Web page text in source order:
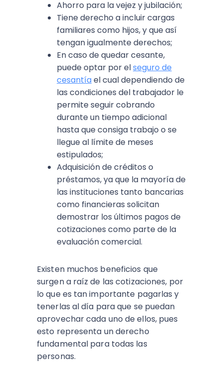
Ahorro para la vejez y jubilación;
Tiene derecho a incluir cargas
familiares como hijos, y que así
tengan igualmente derechos;
En caso de quedar cesante,
puede optar por elseguro de
cesantíael cual dependiendo de
las condiciones del trabajador le
permite seguir cobrando
durante un tiempo adicional
hasta que consiga trabajo o se
llegue al límite de meses
estipulados;
Adquisición de créditos o
préstamos, ya que la mayoría de
las instituciones tanto bancarias
como financieras solicitan
demostrar los últimos pagos de
cotizaciones como parte de la
evaluación comercial.
Existen muchos beneficios que
surgen a raíz de las cotizaciones, por
lo que es tan importante pagarlas y
tenerlas al día para que se puedan
aprovechar cada uno de ellos, pues
esto representa un derecho
fundamental para todas las
personas.